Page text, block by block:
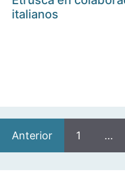
italianos
Anterior 1 …